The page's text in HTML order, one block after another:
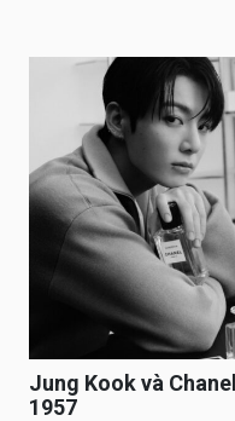
Jung Kook và
1957